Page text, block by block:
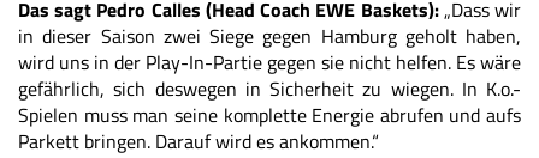
Das sagt Pedro Calles (Head Coach EWE Baskets):„Dass wir
in dieser Saison zwei Siege gegen Hamburg geholt haben,
wird uns in der Play-In-Partie gegen sie nicht helfen. Es wäre
gefährlich, sich deswegen in Sicherheit zu wiegen. In K.o.-
Spielen muss man seine komplette Energie abrufen und aufs
Parkett bringen. Darauf wird es ankommen.“